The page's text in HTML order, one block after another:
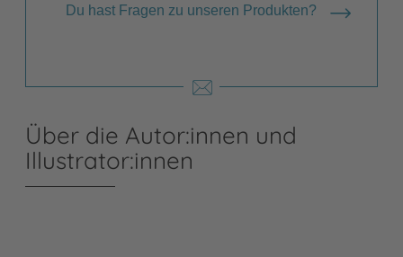
Du hast Fragen zu unseren Produkten?
Über die Autor:innen und
Illustrator:innen